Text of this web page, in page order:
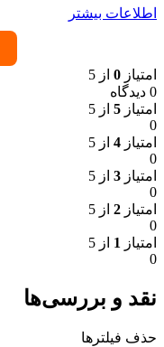
اطلاعات بیشتر
امتیاز 0 از 5
0 دیدگاه
امتیاز 5 از 5
0
امتیاز 4 از 5
0
امتیاز 3 از 5
0
امتیاز 2 از 5
0
امتیاز 1 از 5
0
نقد و بررسی‌ها
حذف فیلترها